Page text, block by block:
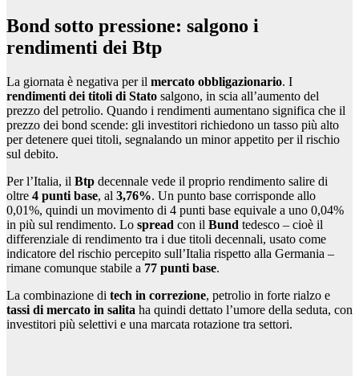
Bond sotto pressione: salgono i
rendimenti dei Btp
La giornata è negativa per il mercato obbligazionario. I
rendimenti dei titoli di Stato salgono, in scia all’aumento del
prezzo del petrolio. Quando i rendimenti aumentano significa che il
prezzo dei bond scende: gli investitori richiedono un tasso più alto
per detenere quei titoli, segnalando un minor appetito per il rischio
sul debito.
Per l’Italia, il Btp decennale vede il proprio rendimento salire di
oltre 4 punti base, al 3,76%. Un punto base corrisponde allo
0,01%, quindi un movimento di 4 punti base equivale a uno 0,04%
in più sul rendimento. Lo spread con il Bund tedesco – cioè il
differenziale di rendimento tra i due titoli decennali, usato come
indicatore del rischio percepito sull’Italia rispetto alla Germania –
rimane comunque stabile a 77 punti base.
La combinazione di tech in correzione, petrolio in forte rialzo e
tassi di mercato in salita ha quindi dettato l’umore della seduta, con
investitori più selettivi e una marcata rotazione tra settori.